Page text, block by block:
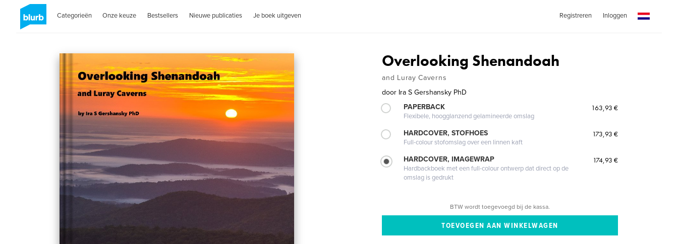
Categorieën Onze keuze Bestsellers Nieuwe publicaties Je boek uitgeven Registreren Inloggen
Overlooking Shenandoah
and Luray Caverns
door Ira S Gershansky PhD
PAPERBACK
Flexibele, hoogglanzend gelamineerde omslag
163,93 €
HARDCOVER, STOFHOES
Full-colour stofomslag over een linnen kaft
173,93 €
HARDCOVER, IMAGEWRAP
Hardbackboek met een full-colour ontwerp dat direct op de
omslag is gedrukt
174,93 €
BTW wordt toegevoegd bij de kassa.